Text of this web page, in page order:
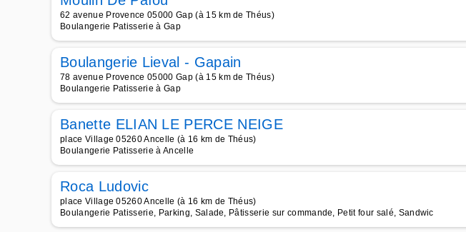
62 avenue Provence 05000 Gap (à 15 km de Théus)
Boulangerie Patisserie à Gap
Boulangerie Lieval - Gapain
78 avenue Provence 05000 Gap (à 15 km de Théus)
Boulangerie Patisserie à Gap
Banette ELIAN LE PERCE NEIGE
place Village 05260 Ancelle (à 16 km de Théus)
Boulangerie Patisserie à Ancelle
Roca Ludovic
place Village 05260 Ancelle (à 16 km de Théus)
Boulangerie Patisserie, Parking, Salade, Pâtisserie sur commande, Petit four salé, Sandwic